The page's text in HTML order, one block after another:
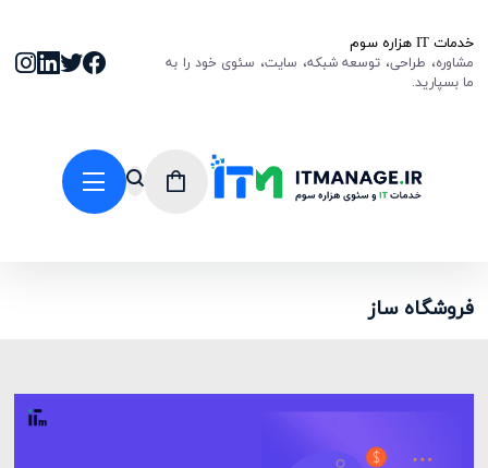
خدمات IT هزاره سوم
مشاوره، طراحی، توسعه شبکه، سایت، سئوی خود را به
ما بسپارید.
فروشگاه ساز